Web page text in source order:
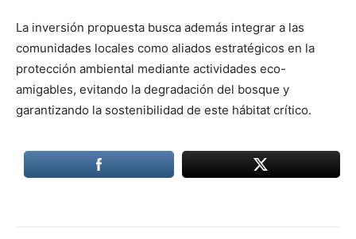
La inversión propuesta busca además integrar a las
comunidades locales como aliados estratégicos en la
protección ambiental mediante actividades eco-
amigables, evitando la degradación del bosque y
garantizando la sostenibilidad de este hábitat crítico.